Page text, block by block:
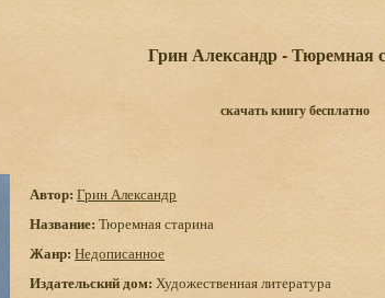
Грин Александр - Тюремная
скачать книгу бесплатно
Автор: Грин Александр
Название: Тюремная старина
Жанр: Недописанное
Издательский дом: Художественная литература